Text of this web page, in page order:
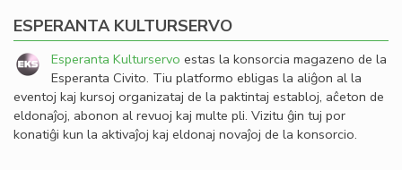
ESPERANTA KULTURSERVO
Esperanta Kulturservo estas la konsorcia magazeno de la
Esperanta Civito. Tiu platformo ebligas la aliĝon al la
eventoj kaj kursoj organizataj de la paktintaj establoj, aĉeton de
eldonaĵoj, abonon al revuoj kaj multe pli. Vizitu ĝin tuj por
konatiĝi kun la aktivaĵoj kaj eldonaj novaĵoj de la konsorcio.